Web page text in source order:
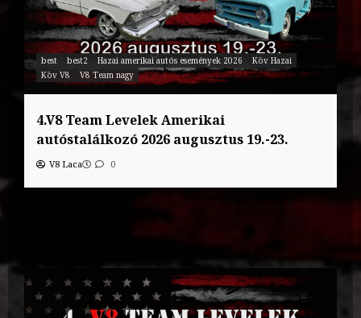
best best2 Hazai amerikai autós események 2026
Köv Hazai
Köv V8
V8 Team nagy
4.V8 Team Levelek Amerikai
autóstalálkozó 2026 augusztus 19.-23.
V8 Laca 0